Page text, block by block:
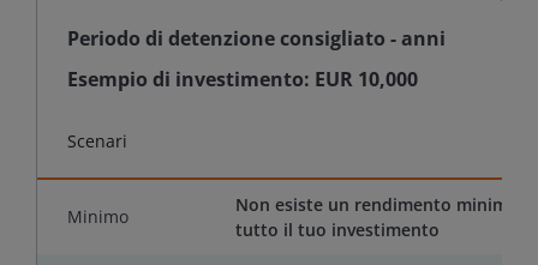
Periodo di detenzione consigliato -anni
Esempio di investimento: EUR 10,000
Scenari
Minimo
Non esiste un rendimento minimo
tutto il tuo investimento